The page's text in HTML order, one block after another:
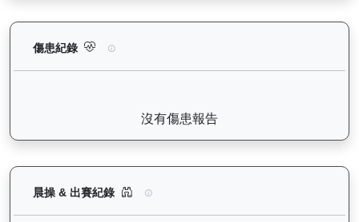
傷患紀錄 有誰共鳴（J367）— 傷患紀錄：查看馬匹完整
沒有傷患報告
晨操 & 出賽紀錄 有誰共鳴（J367）— 晨操及出賽紀錄圖